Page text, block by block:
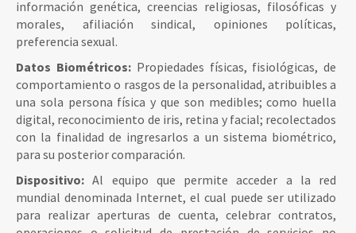
información genética, creencias religiosas, filosóficas y
morales, afiliación sindical, opiniones políticas,
preferencia sexual.
Datos Biométricos: Propiedades físicas, fisiológicas, de
comportamiento o rasgos de la personalidad, atribuibles a
una sola persona física y que son medibles; como huella
digital, reconocimiento de iris, retina y facial; recolectados
con la finalidad de ingresarlos a un sistema biométrico,
para su posterior comparación.
Dispositivo:Al equipo que permite acceder a la red
mundial denominada Internet, el cual puede ser utilizado
para realizar aperturas de cuenta, celebrar contratos,